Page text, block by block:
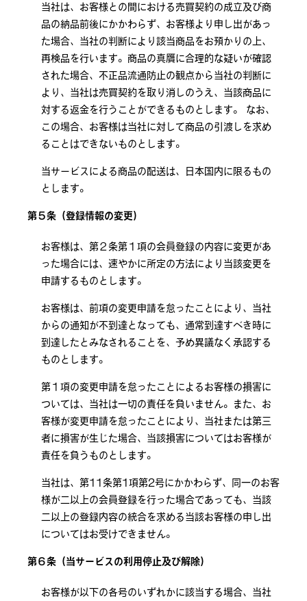
当社は、お客様との間における売買契約の成立及び商
品の納品前後にかかわらず、お客様より申し出があっ
た場合、当社の判断により該当商品をお預かりの上、
再検品を行います。商品の真贋に合理的な疑いが確認
された場合、不正品流通防止の観点から当社の判断に
より、当社は売買契約を取り消しのうえ、当該商品に
対する返金を行うことができるものとします。 なお、
この場合、お客様は当社に対して商品の引渡しを求め
ることはできないものとします。
当サービスによる商品の配送は、日本国内に限るもの
とします。
第５条（登録情報の変更）
お客様は、第２条第１項の会員登録の内容に変更があ
った場合には、速やかに所定の方法により当該変更を
申請するものとします。
お客様は、前項の変更申請を怠ったことにより、当社
からの通知が不到達となっても、通常到達すべき時に
到達したとみなされることを、予め異議なく承認する
ものとします。
第１項の変更申請を怠ったことによるお客様の損害に
ついては、当社は一切の責任を負いません。また、お
客様が変更申請を怠ったことにより、当社または第三
者に損害が生じた場合、当該損害についてはお客様が
責任を負うものとします。
当社は、第11条第1項第2号にかかわらず、同一のお客
様が二以上の会員登録を行った場合であっても、当該
二以上の登録内容の統合を求める当該お客様の申し出
についてはお受けできません。
第６条（当サービスの利用停止及び解除）
お客様が以下の各号のいずれかに該当する場合、当社